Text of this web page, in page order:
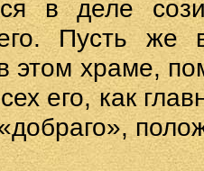
в деле
Пусть же
этом храме,
его, как